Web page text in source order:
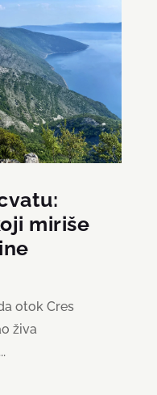
miriše
otok Cres
živa